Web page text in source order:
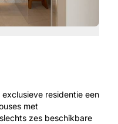
residentie een
met
zes beschikbare